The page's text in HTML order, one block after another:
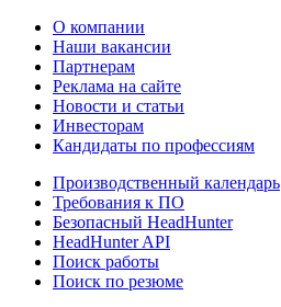
О компании
Наши вакансии
Партнерам
Реклама на сайте
Новости и статьи
Инвесторам
Кандидаты по профессиям
Производственный календарь
Требования к ПО
Безопасный HeadHunter
HeadHunter API
Поиск работы
Поиск по резюме